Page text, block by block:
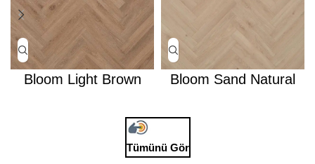
Bloom Light Brown Bloom Sand Natural
Tümünü Gör